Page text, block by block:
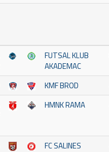
FUTSAL KLUB
AKADEMAC
KMF BROD
HMNK RAMA
FC SALINES